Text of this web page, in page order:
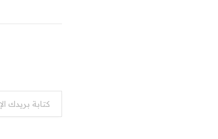
كتابة بريدك الإلكتروني...